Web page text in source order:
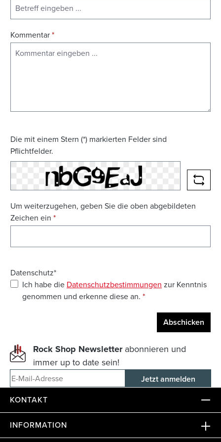
Kommentar*
Die mit einem Stern (*) markierten Felder sind
Pflichtfelder.
Um weiterzugehen, geben Sie die oben abgebildeten
Zeichen ein *
Datenschutz*
Ich habe die Datenschutzbestimmungen zur Kenntnis
genommen und erkenne diese an. *
Abschicken
Rock Shop Newsletterabonnieren und
immer up to date sein!
E-Mail-Adresse
KONTAKT
INFORMATION